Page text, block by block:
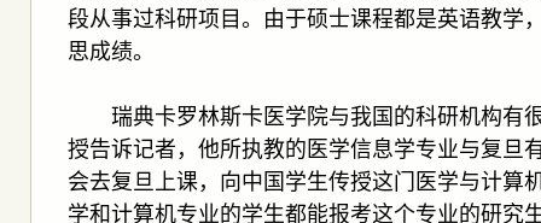
段从事过科研项目。由于硕士课程都是英语教学
思成绩。
瑞典卡罗林斯卡医学院与我国的科研机构有
授告诉记者，他所执教的医学信息学专业与复旦
会去复旦上课，向中国学生传授这门医学与计算
学和计算机专业的学生都能报考这个专业的研究